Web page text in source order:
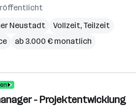
Neustadt
Vollzeit, Teilzeit
ab 3.000 € monatlich
- Projektentwicklung